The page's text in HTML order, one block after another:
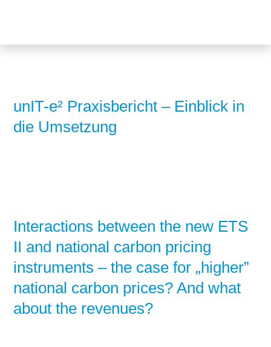
Speicher
Stromerzeugung
Forschungsnetzwerk
Bibliothek
unIT-e² Praxisbericht – Einblick in
die Umsetzung
Interactions between the new ETS
II and national carbon pricing
instruments – the case for „higher”
national carbon prices? And what
about the revenues?